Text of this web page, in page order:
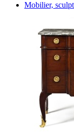
Mobilier,